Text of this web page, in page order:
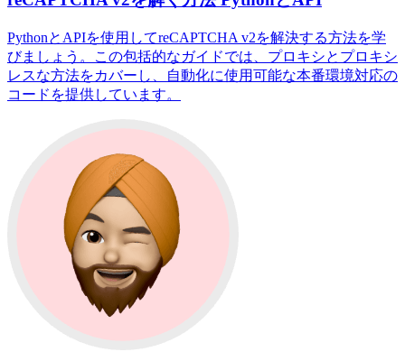
PythonとAPIを使用してreCAPTCHA v2を解決する方法を学
びましょう。この包括的なガイドでは、プロキシとプロキシ
レスな方法をカバーし、自動化に使用可能な本番環境対応の
コードを提供しています。